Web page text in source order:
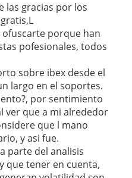
las gracias por los
porque han
pofesionales, todos
sobre ibex desde el
largo en el soportes.
por sentimiento
ver que a mi alrededor
que l mano
y asi fue.
parte del analisis
que tener en cuenta,